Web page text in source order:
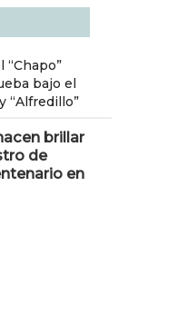
bajo el
“Alfredillo”
brillar
de
en